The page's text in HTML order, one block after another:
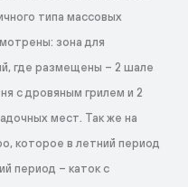
типа массовых
зона для
где размещены – 2 шале
с дровяным грилем и 2
мест. Так же на
которое в летний период
период – каток с